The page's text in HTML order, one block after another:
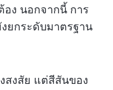
ง นอกจากนี้ การ
ยกระดับมาตรฐาน
สงสัย แต่สีสันของ